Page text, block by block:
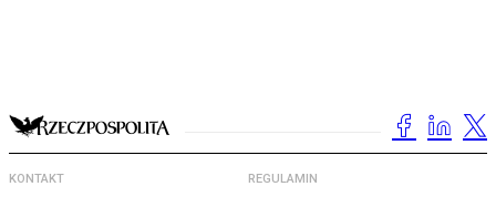
KONTAKT REGULAMIN